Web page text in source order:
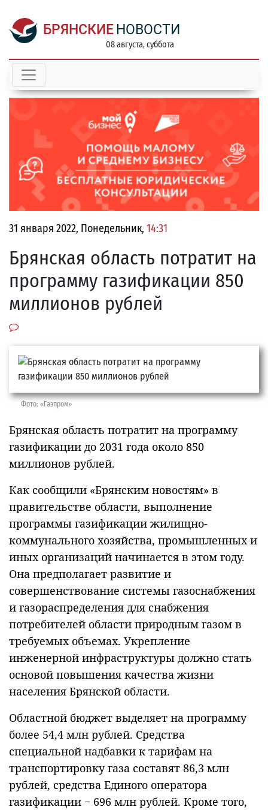
БРЯНСКИЕ НОВОСТИ
08 августа, суббота
31 января 2022, Понедельник, 14:31
Брянская область потратит на
программу газификации 850
миллионов рублей
Фото: «Газпром»
Брянская область потратит на программу
газификации до 2031 года около 850
миллионов рублей.
Как сообщили «Брянским новостям» в
правительстве области, выполнение
программы газификации жилищно-
коммунального хозяйства, промышленных и
иных организаций начинается в этом году.
Она предполагает развитие и
совершенствование системы газоснабжения
и газораспределения для снабжения
потребителей области природным газом в
требуемых объемах. Укрепление
инженерной инфраструктуры должно стать
основой повышения качества жизни
населения Брянской области.
Областной бюджет выделяет на программу
более 54,4 млн рублей. Средства
специальной надбавки к тарифам на
транспортировку газа составят 86,3 млн
рублей, средства Единого оператора
газификации − 696 млн рублей. Кроме того,